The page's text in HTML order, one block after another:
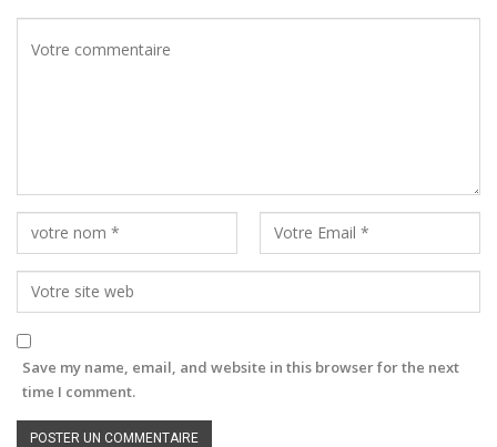
Save my name, email, and website in this browser for the next
time I comment.